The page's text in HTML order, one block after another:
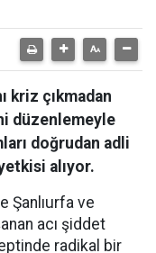
kriz çıkmadan
düzenlemeyle
doğrudan adli
alıyor.
Şanlıurfa ve
acı şiddet
radikal bir